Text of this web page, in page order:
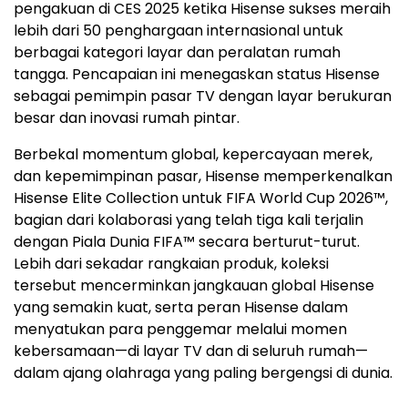
pengakuan di CES 2025 ketika Hisense sukses meraih
lebih dari 50 penghargaan internasional untuk
berbagai kategori layar dan peralatan rumah
tangga. Pencapaian ini menegaskan status Hisense
sebagai pemimpin pasar TV dengan layar berukuran
besar dan inovasi rumah pintar.
Berbekal momentum global, kepercayaan merek,
dan kepemimpinan pasar, Hisense memperkenalkan
Hisense Elite Collection untuk FIFA World Cup 2026™,
bagian dari kolaborasi yang telah tiga kali terjalin
dengan Piala Dunia FIFA™ secara berturut-turut.
Lebih dari sekadar rangkaian produk, koleksi
tersebut mencerminkan jangkauan global Hisense
yang semakin kuat, serta peran Hisense dalam
menyatukan para penggemar melalui momen
kebersamaan—di layar TV dan di seluruh rumah—
dalam ajang olahraga yang paling bergengsi di dunia.